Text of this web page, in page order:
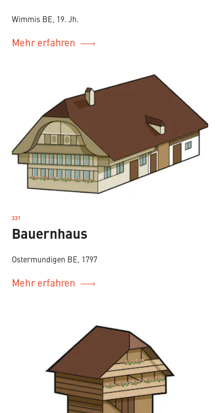
Wimmis BE, 19. Jh.
Mehr erfahren
331
–
Bauernhaus
Ostermundigen BE, 1797
Mehr erfahren